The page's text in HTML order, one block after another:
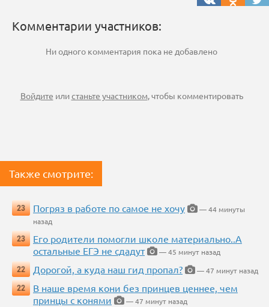
Комментарии участников:
Ни одного комментария пока не добавлено
Войдите илистаньте участником, чтобы комментировать
Также смотрите:
23 Погряз в работе по самое не хочу
— 44 минуты
назад
23
Его родители помогли школе материально..А
остальные ЕГЭ не сдадут
— 45 минут назад
22
Дорогой, а куда наш гид пропал?
— 47 минут назад
22
В наше время кони без принцев ценнее, чем
принцы с конями
— 47 минут назад